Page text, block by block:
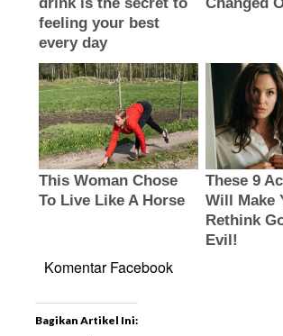
Komentar Facebook
Bagikan Artikel Ini: